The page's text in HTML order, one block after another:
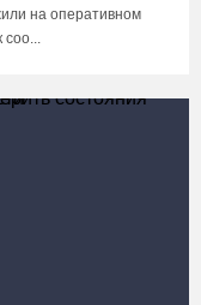
на оперативном
соо...